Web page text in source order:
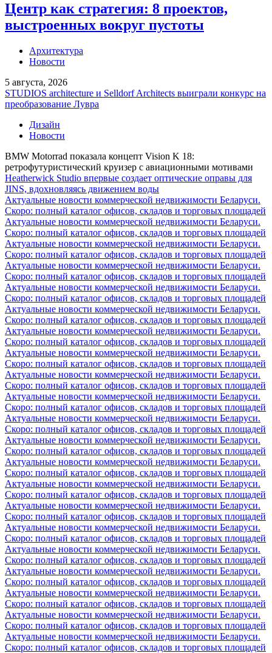
Центр как стратегия: 8 проектов,
выстроенных вокруг пустоты
Архитектура
Новости
5 августа, 2026
STUDIOS architecture и Selldorf Architects выиграли конкурс на
преобразование Лувра
Дизайн
Новости
BMW Motorrad показала концепт Vision K 18:
ретрофутуристический круизер с авиационными мотивами
Heatherwick Studio впервые создает оптические оправы для
JINS, вдохновляясь движением воды
Актуальные новости коммерческой недвижимости Беларуси.
Скоро: полный каталог офисов, складов и торговых площадей
Актуальные новости коммерческой недвижимости Беларуси.
Скоро: полный каталог офисов, складов и торговых площадей
Актуальные новости коммерческой недвижимости Беларуси.
Скоро: полный каталог офисов, складов и торговых площадей
Актуальные новости коммерческой недвижимости Беларуси.
Скоро: полный каталог офисов, складов и торговых площадей
Актуальные новости коммерческой недвижимости Беларуси.
Скоро: полный каталог офисов, складов и торговых площадей
Актуальные новости коммерческой недвижимости Беларуси.
Скоро: полный каталог офисов, складов и торговых площадей
Актуальные новости коммерческой недвижимости Беларуси.
Скоро: полный каталог офисов, складов и торговых площадей
Актуальные новости коммерческой недвижимости Беларуси.
Скоро: полный каталог офисов, складов и торговых площадей
Актуальные новости коммерческой недвижимости Беларуси.
Скоро: полный каталог офисов, складов и торговых площадей
Актуальные новости коммерческой недвижимости Беларуси.
Скоро: полный каталог офисов, складов и торговых площадей
Актуальные новости коммерческой недвижимости Беларуси.
Скоро: полный каталог офисов, складов и торговых площадей
Актуальные новости коммерческой недвижимости Беларуси.
Скоро: полный каталог офисов, складов и торговых площадей
Актуальные новости коммерческой недвижимости Беларуси.
Скоро: полный каталог офисов, складов и торговых площадей
Актуальные новости коммерческой недвижимости Беларуси.
Скоро: полный каталог офисов, складов и торговых площадей
Актуальные новости коммерческой недвижимости Беларуси.
Скоро: полный каталог офисов, складов и торговых площадей
Актуальные новости коммерческой недвижимости Беларуси.
Скоро: полный каталог офисов, складов и торговых площадей
Актуальные новости коммерческой недвижимости Беларуси.
Скоро: полный каталог офисов, складов и торговых площадей
Актуальные новости коммерческой недвижимости Беларуси.
Скоро: полный каталог офисов, складов и торговых площадей
Актуальные новости коммерческой недвижимости Беларуси.
Скоро: полный каталог офисов, складов и торговых площадей
Актуальные новости коммерческой недвижимости Беларуси.
Скоро: полный каталог офисов, складов и торговых площадей
Актуальные новости коммерческой недвижимости Беларуси.
Скоро: полный каталог офисов, складов и торговых площадей